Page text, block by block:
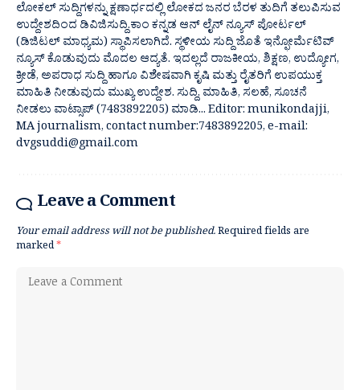
ಲೋಕಲ್ ಸುದ್ದಿಗಳನ್ನು ಕ್ಷಣಾರ್ಧದಲ್ಲಿ ಲೋಕದ ಜನರ ಬೆರಳ ತುದಿಗೆ ತಲುಪಿಸುವ
ಉದ್ದೇಶದಿಂದ ಡಿವಿಜಿಸುದ್ದಿ.ಕಾಂ ಕನ್ನಡ ಆನ್ ಲೈನ್ ನ್ಯೂಸ್ ಪೋರ್ಟಲ್
(ಡಿಜಿಟಲ್ ಮಾಧ್ಯಮ) ಸ್ಥಾಪಿಸಲಾಗಿದೆ. ಸ್ಥಳೀಯ ಸುದ್ದಿ ಜೊತೆ ಇನ್ಫೋರ್ಮೆಟಿವ್
ನ್ಯೂಸ್ ಕೊಡುವುದು ಮೊದಲ ಆದ್ಯತೆ. ಇದಲ್ಲದೆ ರಾಜಕೀಯ, ಶಿಕ್ಷಣ, ಉದ್ಯೋಗ,
ಕ್ರೀಡೆ, ಅಪರಾಧ ಸುದ್ದಿ ಹಾಗೂ ವಿಶೇಷವಾಗಿ ಕೃಷಿ ಮತ್ತು ರೈತರಿಗೆ ಉಪಯುಕ್ತ
ಮಾಹಿತಿ ನೀಡುವುದು ಮುಖ್ಯ ಉದ್ದೇಶ. ಸುದ್ದಿ, ಮಾಹಿತಿ, ಸಲಹೆ, ಸೂಚನೆ
ನೀಡಲು ವಾಟ್ಸಾಪ್ (7483892205) ಮಾಡಿ... Editor: munikondajji,
MA journalism, contact number:7483892205, e-mail:
dvgsuddi@gmail.com
Leave a Comment
Your email address will not be published.Required fields are
marked*